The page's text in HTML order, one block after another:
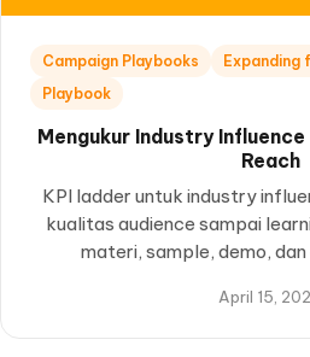
Campaign Playbooks
Expanding
Playbook
Mengukur Industry
Reach
KPI ladder untuk industry
kualitas audience sampai
materi, sample, demo,
April 15,